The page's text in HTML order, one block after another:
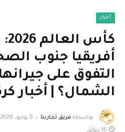
أخبار
أفريقيا جنوب
التفوق على
الشمال؟ | أخبار
بواسطة فريق تجاربنا 6 يونيو، 2026
15 دقائق